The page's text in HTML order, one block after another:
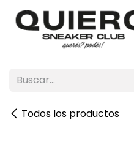
Ir al contenido
Todos los productos